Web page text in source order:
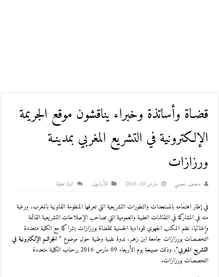
قضـاة وأساتذة وخبراء يناقشون موقع الجريمة
الإلكترونية في التشريع المغربي بمدينـة
ورزازات
منصف بنعيسي مارس 10, 2016 اﻷرشيف اترك تعليقا
في إطار اهتمامه بالمستجدات والتطورات التشريعية التي تعرفها المنظومة القانونية بالمغرب، ورغبة
منه في المشاركة في النقاشات العلمية والعمومية التي تصاحب الإصلاحات التشريعية القائمة
وإغنائها، نظم المكتب الجهوي للودادية الحسنية للقضاة بورزازات بشراكة مع الكلية متعددة
التخصصات بورزازات جامعة ابن زهـر، ندوة علمية وطنية حول موضوع ” الجرائـم الإلكترونية في
التشريع المغربي”
، وذلك صبيحة يوم الأربعاء 09 مارس 2016 برحـاب الكلية متعددة
التخصصات بورزازات.